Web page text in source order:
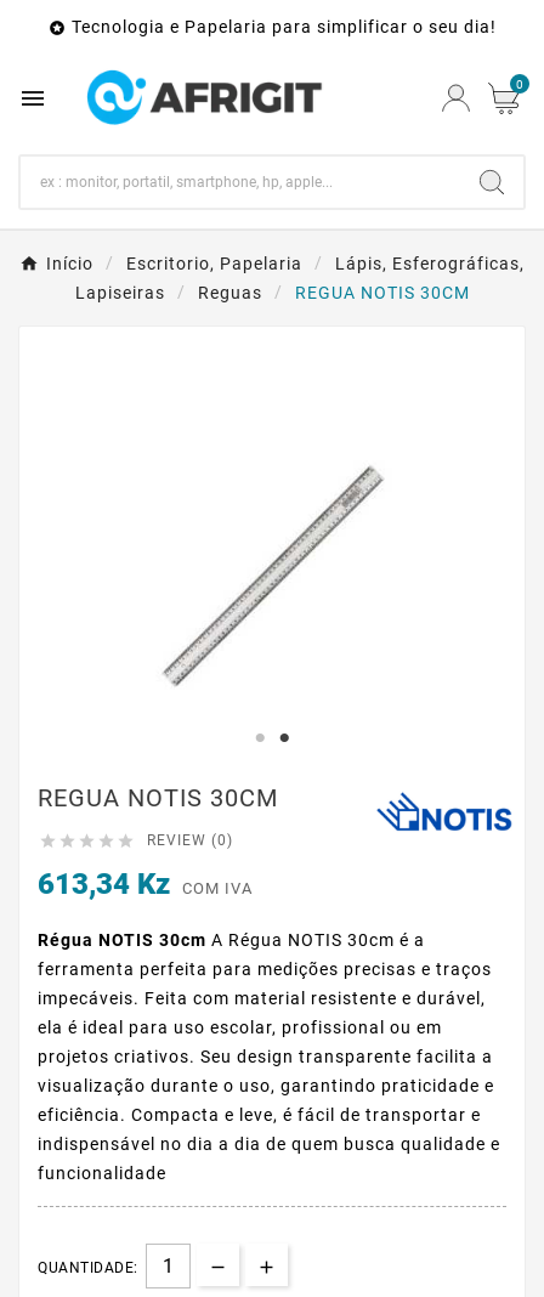
 Tecnologia e Papelaria para simplificar o seu dia!
 0
Início Escritorio, Papelaria
Lápis, Esferográficas,
Lapiseiras
Reguas REGUA NOTIS 30CM
REGUA NOTIS 30CM
     REVIEW (0)
613,34 Kz COM IVA
Régua NOTIS 30cm A Régua NOTIS 30cm é a
ferramenta perfeita para medições precisas e traços
impecáveis. Feita com material resistente e durável,
ela é ideal para uso escolar, profissional ou em
projetos criativos. Seu design transparente facilita a
visualização durante o uso, garantindo praticidade e
eficiência. Compacta e leve, é fácil de transportar e
indispensável no dia a dia de quem busca qualidade e
funcionalidade
QUANTIDADE: